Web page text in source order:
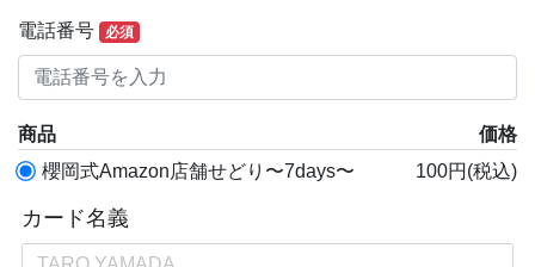
電話番号 必須
商品
価格
櫻岡式Amazon店舗せどり〜7days〜
100円(税込)